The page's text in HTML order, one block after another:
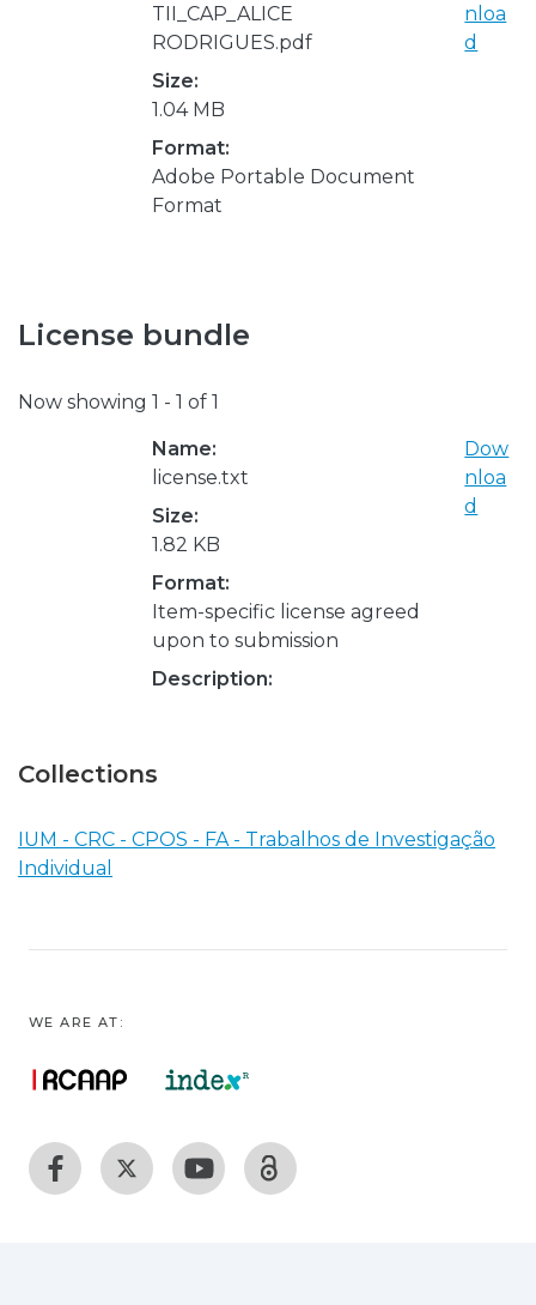
TII_CAP_ALICE
RODRIGUES.pdf
Size:
1.04 MB
Format:
Adobe Portable Document
Format
nloa
d
License bundle
Now showing 1 - 1 of 1
Name:
license.txt
Size:
1.82 KB
Format:
Item-specific license agreed
upon to submission
Description:
Dow
nloa
d
Collections
IUM - CRC - CPOS - FA - Trabalhos de Investigação
Individual
WE ARE AT: